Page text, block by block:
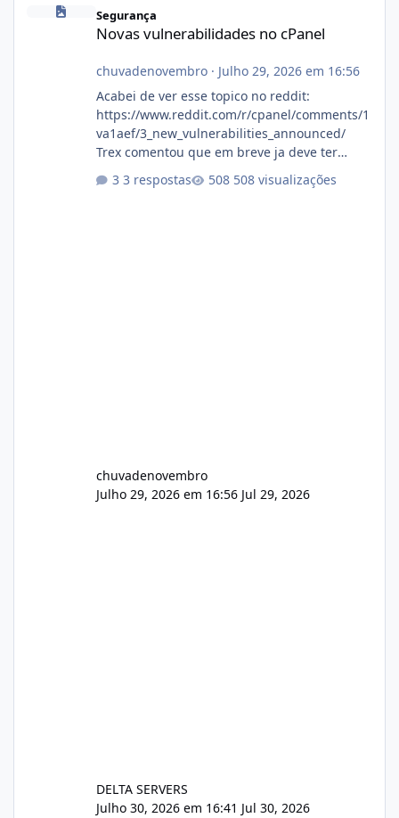
Segurança
Novas vulnerabilidades no cPanel
chuvadenovembro· Julho 29, 2026 em 16:56
Acabei de ver esse topico no reddit:
https://www.reddit.com/r/cpanel/comments/1
va1aef/3_new_vulnerabilities_announced/
Trex comentou que em breve ja deve ter
3 respostas 508 visualizações
chuvadenovembro
Julho 29, 2026 em 16:56 Jul 29, 2026
DELTA SERVERS
Julho 30, 2026 em 16:41 Jul 30, 2026